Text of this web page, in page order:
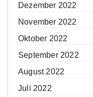
Dezember 2022
November 2022
Oktober 2022
September 2022
August 2022
Juli 2022